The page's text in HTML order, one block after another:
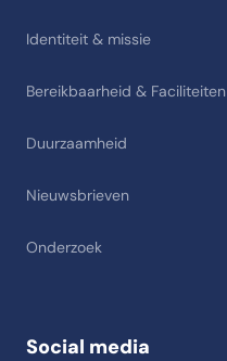
Identiteit & missie
Bereikbaarheid & Faciliteiten
Duurzaamheid
Nieuwsbrieven
Onderzoek
Social media